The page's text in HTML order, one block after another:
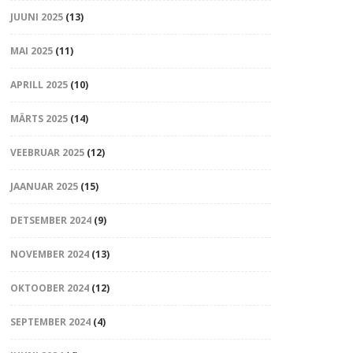
JUUNI 2025(13)
MAI 2025(11)
APRILL 2025(10)
MÄRTS 2025(14)
VEEBRUAR 2025(12)
JAANUAR 2025(15)
DETSEMBER 2024(9)
NOVEMBER 2024(13)
OKTOOBER 2024(12)
SEPTEMBER 2024(4)